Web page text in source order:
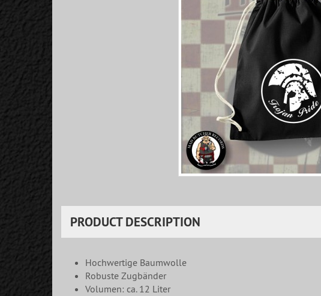
PRODUCT DESCRIPTION
Hochwertige Baumwolle
Robuste Zugbänder
Volumen: ca. 12 Liter